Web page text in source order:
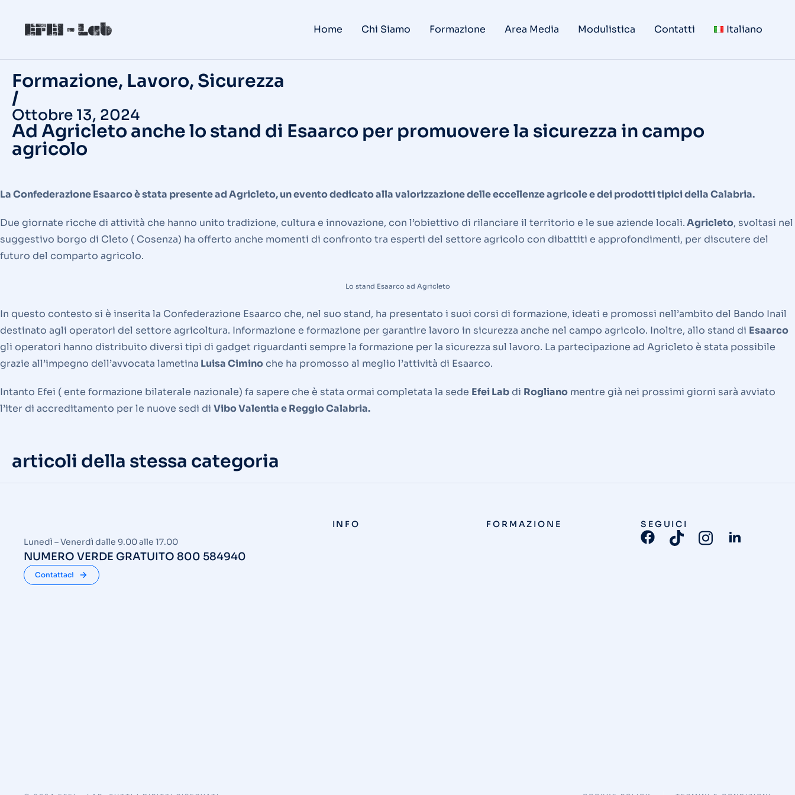
Home Chi Siamo Formazione Area Media Modulistica Contatti Italiano
Formazione, Lavoro, Sicurezza
/
Ottobre 13, 2024
Ad Agricleto anche lo stand di Esaarco per promuovere la sicurezza in campo
agricolo
La Confederazione Esaarco è stata presente ad Agricleto, un evento dedicato alla valorizzazione delle eccellenze agricole e dei prodotti tipici della Calabria.
Due giornate ricche di attività che hanno unito tradizione, cultura e innovazione, con l’obiettivo di rilanciare il territorio e le sue aziende locali.Agricleto, svoltasi nel
suggestivo borgo di Cleto ( Cosenza) ha offerto anche momenti di confronto tra esperti del settore agricolo con dibattiti e approfondimenti, per discutere del
futuro del comparto agricolo.
Lo stand Esaarco ad Agricleto
In questo contesto si è inserita la Confederazione Esaarco che, nel suo stand, ha presentato i suoi corsi di formazione, ideati e promossi nell’ambito del Bando Inail
destinato agli operatori del settore agricoltura. Informazione e formazione per garantire lavoro in sicurezza anche nel campo agricolo. Inoltre, allo stand di Esaarco
gli operatori hanno distribuito diversi tipi di gadget riguardanti sempre la formazione per la sicurezza sul lavoro. La partecipazione ad Agricleto è stata possibile
grazie all’impegno dell’avvocata lametina Luisa Ciminoche ha promosso al meglio l’attività di Esaarco.
Intanto Efei ( ente formazione bilaterale nazionale) fa sapere che è stata ormai completata la sede Efei Labdi Rogliano mentre già nei prossimi giorni sarà avviato
l’iter di accreditamento per le nuove sedi di Vibo Valentia e Reggio Calabria.
articoli della stessa categoria
Lunedì – Venerdì dalle 9.00 alle 17.00
NUMERO VERDE GRATUITO 800 584940
Contattaci
INFO FORMAZIONE SEGUICI